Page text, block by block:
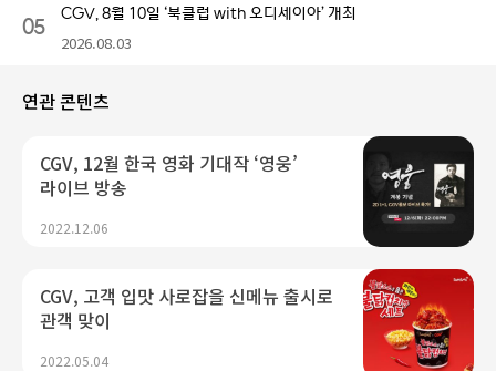
05 CGV, 8월 10일 ‘북클럽 with 오디세이아’ 개최
2026.08.03
연관 콘텐츠
CGV, 12월 한국 영화 기대작 ‘영웅’
라이브 방송
2022.12.06
CGV, 고객 입맛 사로잡을 신메뉴 출시로
관객 맞이
2022.05.04